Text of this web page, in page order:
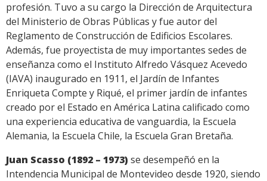
profesión. Tuvo a su cargo la Dirección de Arquitectura
del Ministerio de Obras Públicas y fue autor del
Reglamento de Construcción de Edificios Escolares.
Además, fue proyectista de muy importantes sedes de
enseñanza como el Instituto Alfredo Vásquez Acevedo
(IAVA) inaugurado en 1911, el Jardín de Infantes
Enriqueta Compte y Riqué, el primer jardín de infantes
creado por el Estado en América Latina calificado como
una experiencia educativa de vanguardia, la Escuela
Alemania, la Escuela Chile, la Escuela Gran Bretaña.
Juan Scasso (1892 – 1973) se desempeñó en la
Intendencia Municipal de Montevideo desde 1920, siendo